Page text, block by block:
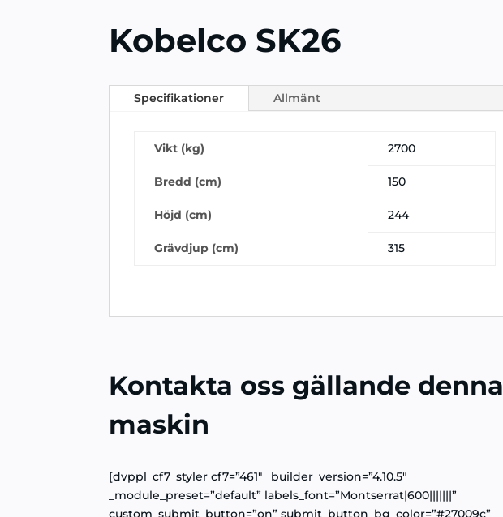
Kobelco SK26
Specifikationer Allmänt
Vikt (kg) 2700
Bredd (cm) 150
Höjd (cm) 244
Grävdjup (cm) 315
Kontakta oss gällande denna
maskin
[dvppl_cf7_styler cf7=”461″ _builder_version=”4.10.5″
_module_preset=”default” labels_font=”Montserrat|600|||||||”
custom_submit_button=”on” submit_button_bg_color=”#27009c”